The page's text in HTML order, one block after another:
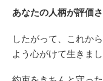
あなたの人柄が評価
したがって、これか
よう心がけて生きまし